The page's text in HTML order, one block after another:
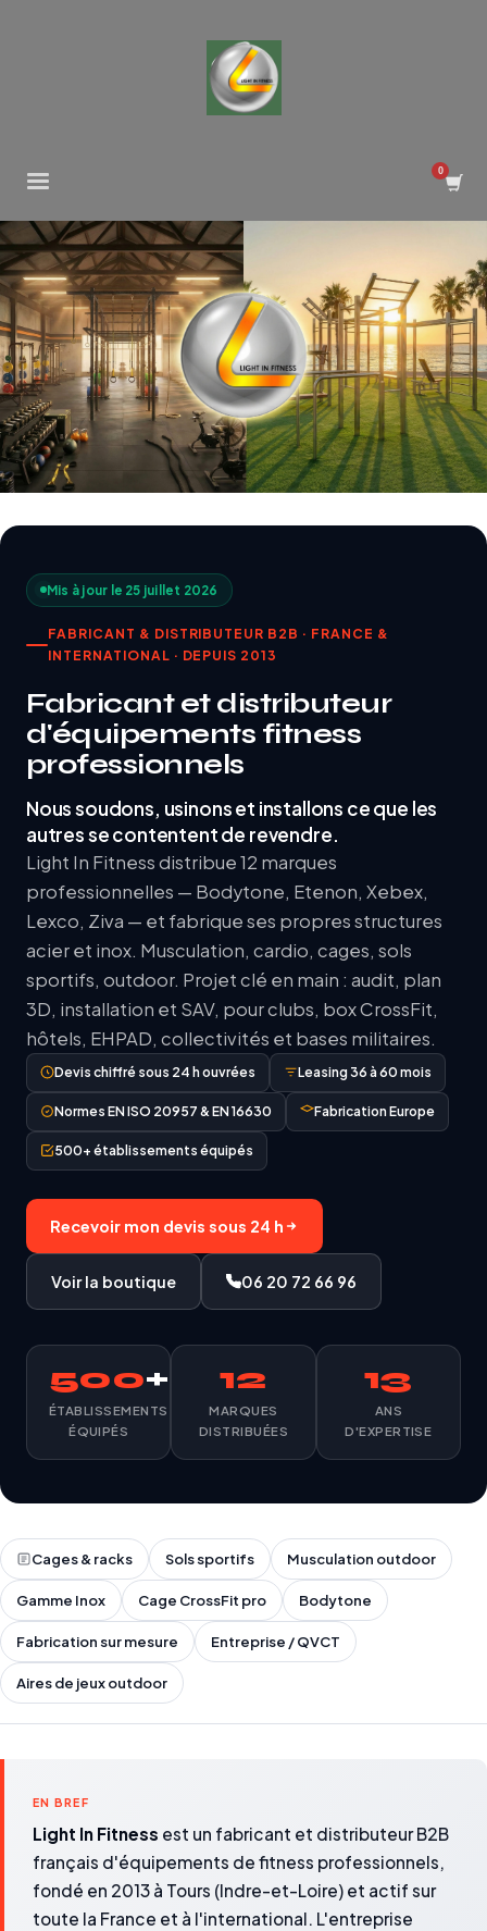
Mis à jour le 25 juillet 2026
FABRICANT & DISTRIBUTEUR B2B · FRANCE &
INTERNATIONAL · DEPUIS 2013
Fabricant et distributeur
d'équipements fitness
professionnels
Nous soudons, usinons et installons ce que les
autres se contentent de revendre.
Light In Fitness distribue 12 marques
professionnelles — Bodytone, Etenon, Xebex,
Lexco, Ziva — et fabrique ses propres structures
acier et inox. Musculation, cardio, cages, sols
sportifs, outdoor. Projet clé en main : audit, plan
3D, installation et SAV, pour clubs, box CrossFit,
hôtels, EHPAD, collectivités et bases militaires.
Devis chiffré sous 24 h ouvrées Leasing 36 à 60 mois
Normes EN ISO 20957 & EN 16630 Fabrication Europe
500+ établissements équipés
Recevoir mon devis sous 24 h
Voir la boutique 06 20 72 66 96
500+
ÉTABLISSEMENTS
ÉQUIPÉS
12
MARQUES
DISTRIBUÉES
13
ANS
D'EXPERTISE
Cages & racks Sols sportifs Musculation outdoor
Gamme Inox Cage CrossFit pro Bodytone
Fabrication sur mesure Entreprise / QVCT
Aires de jeux outdoor
EN BREF
Light In Fitness est un fabricant et distributeur B2B
français d'équipements de fitness professionnels,
fondé en 2013 à Tours (Indre-et-Loire) et actif sur
toute la France et à l'international. L'entreprise